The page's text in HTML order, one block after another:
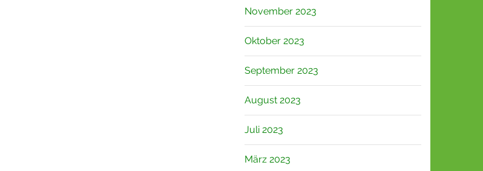
November 2023
Oktober 2023
September 2023
August 2023
Juli 2023
März 2023